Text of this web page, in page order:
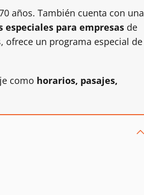
años. También cuenta con una
para empresas de
ofrece un programa especial de
como horarios, pasajes,